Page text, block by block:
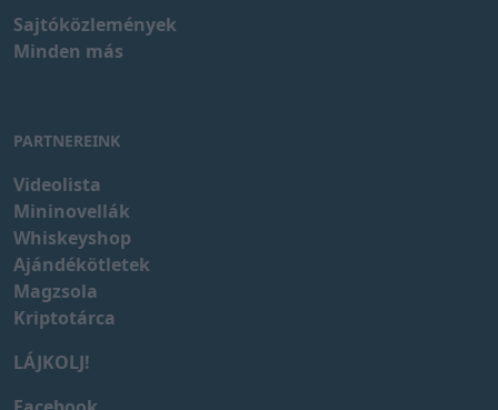
Sajtóközlemények
Minden más
PARTNEREINK
Videolista
Mininovellák
Whiskeyshop
Ajándékötletek
Magzsola
Kriptotárca
LÁJKOLJ!